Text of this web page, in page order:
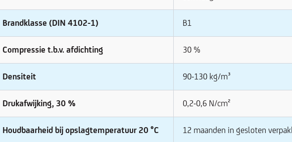
Brandklasse (DIN 4102-1) B1
Compressie t.b.v. afdichting 30 %
Densiteit 90-130 kg/m³
Drukafwijking, 30 % 0,2-0,6 N/cm²
Houdbaarheid bij opslagtemperatuur 20 °C 12 maanden in gesloten